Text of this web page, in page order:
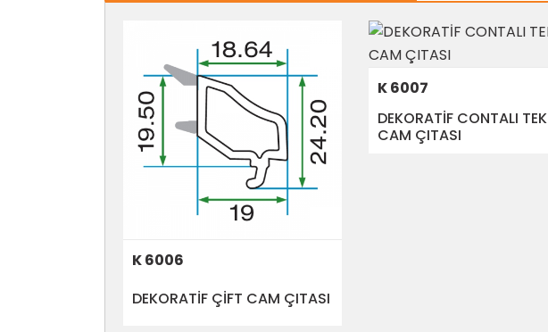
K 6006
DEKORATİF ÇİFT CAM ÇITASI
K 6007
DEKORATİF CONTALI TEK
CAM ÇITASI